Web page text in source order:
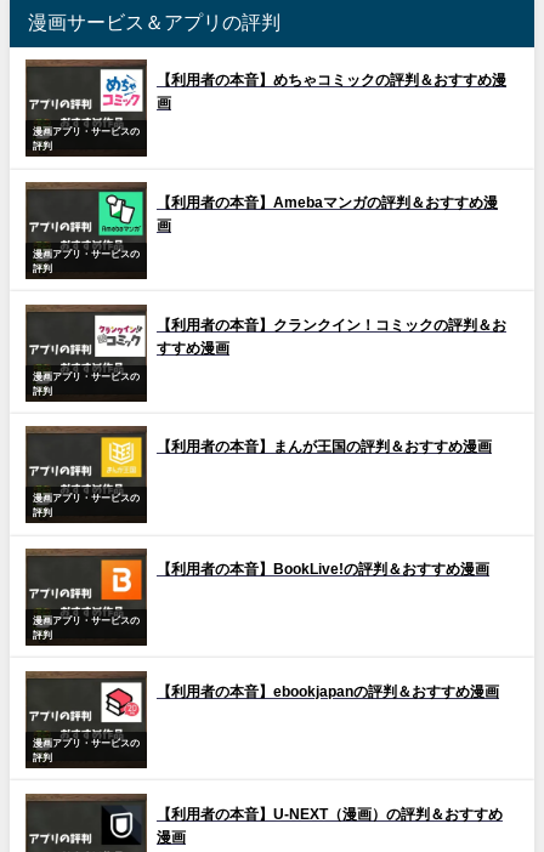
漫画サービス＆アプリの評判
漫画アプリ・サービスの
評判
【利用者の本音】めちゃコミックの評判＆おすすめ漫
画
漫画アプリ・サービスの
評判
【利用者の本音】Amebaマンガの評判＆おすすめ漫
画
漫画アプリ・サービスの
評判
【利用者の本音】クランクイン！コミックの評判＆お
すすめ漫画
漫画アプリ・サービスの
評判
【利用者の本音】まんが王国の評判＆おすすめ漫画
漫画アプリ・サービスの
評判
【利用者の本音】BookLive!の評判＆おすすめ漫画
漫画アプリ・サービスの
評判
【利用者の本音】ebookjapanの評判＆おすすめ漫画
【利用者の本音】U-NEXT（漫画）の評判＆おすすめ
漫画